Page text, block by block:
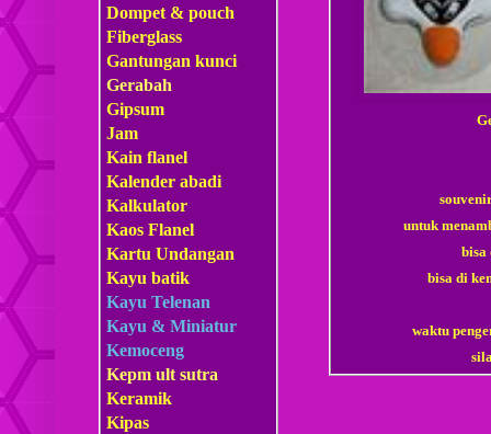
untuk
bisa
bisa di
waktu
Dompet & pouch
Fiberglass
Gantungan kunci
Gerabah
Gipsum
Jam
Kain flanel
Kalender abadi
Kalkulator
Kaos Flanel
Kartu Undangan
Kayu batik
Kayu Telenan
Kayu & Miniatur
Kemoceng
Kepm ult sutra
Keramik
Kipas